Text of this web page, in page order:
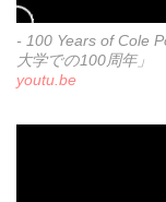
- 100 Years of Cole
大学での100周年」
youtu.be